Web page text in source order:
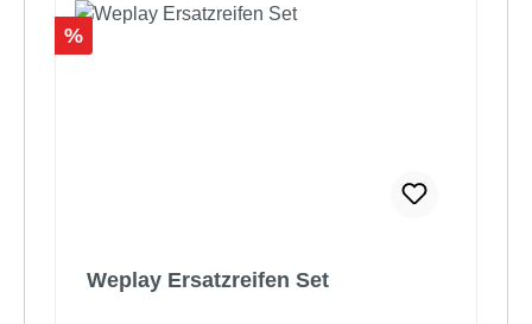
Rabatt
%
Weplay Ersatzreifen Set